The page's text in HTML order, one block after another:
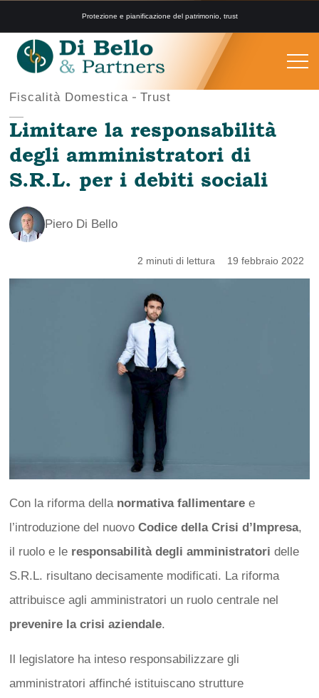
Protezione e pianificazione del patrimonio, trust
Fiscalità Domestica Trust
Limitare la responsabilità
degli amministratori di
S.R.L. per i debiti sociali
Piero Di Bello
2 minuti di lettura 19 febbraio 2022
Con la riforma della normativa fallimentaree
l’introduzione del nuovo Codice della Crisi d’Impresa,
il ruolo e le responsabilità degli amministratori delle
S.R.L. risultano decisamente modificati. La riforma
attribuisce agli amministratori un ruolo centrale nel
prevenire la crisi aziendale.
Il legislatore ha inteso responsabilizzare gli
amministratori affinché istituiscano strutture